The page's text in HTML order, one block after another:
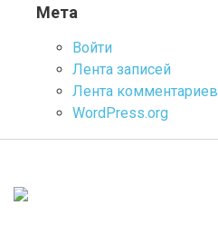
Мета
Войти
Лента записей
Лента комментариев
WordPress.org